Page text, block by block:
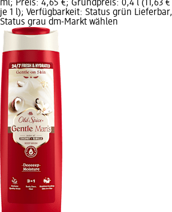
ml; Preis: 4,65 €; Grundpreis: 0,4 l (11,63 €
je 1 l); Verfügbarkeit: Status grün Lieferbar,
Status grau dm-Markt wählen